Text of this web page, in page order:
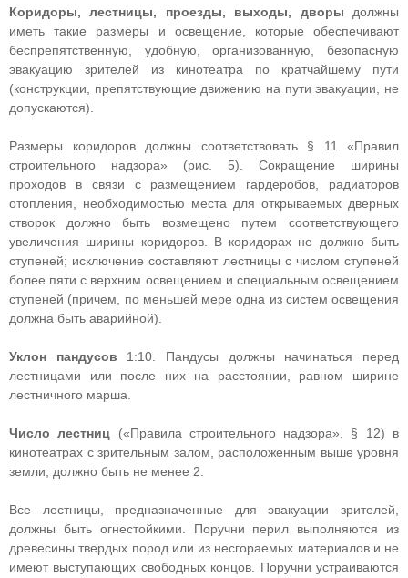
Коридоры, лестницы, проезды, выходы, дворы должны
иметь такие размеры и освещение, которые обеспечивают
беспрепятственную, удобную, организованную, безопасную
эвакуацию зрителей из кинотеатра по кратчайшему пути
(конструкции, препятствующие движению на пути эвакуации, не
допускаются).
Размеры коридоров должны соответствовать § 11 «Правил
строительного надзора» (рис. 5). Сокращение ширины
проходов в связи с размещением гардеробов, радиаторов
отопления, необходимостью места для открываемых дверных
створок должно быть возмещено путем соответствующего
увеличения ширины коридоров. В коридорах не должно быть
ступеней; исключение составляют лестницы с числом ступеней
более пяти с верхним освещением и специальным освещением
ступеней (причем, по меньшей мере одна из систем освещения
должна быть аварийной).
Уклон пандусов 1:10. Пандусы должны начинаться перед
лестницами или после них на расстоянии, равном ширине
лестничного марша.
Число лестниц («Правила строительного надзора», § 12) в
кинотеатрах с зрительным залом, расположенным выше уровня
земли, должно быть не менее 2.
Все лестницы, предназначенные для эвакуации зрителей,
должны быть огнестойкими. Поручни перил выполняются из
древесины твердых пород или из несгораемых материалов и не
имеют выступающих свободных концов. Поручни устраиваются